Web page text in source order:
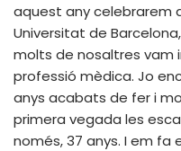
aquest any celebrarem
Universitat de
molts de nosaltres vam
professió mèdica. Jo
anys acabats de fer i
primera vegada les
només, 37 anys. I em fa